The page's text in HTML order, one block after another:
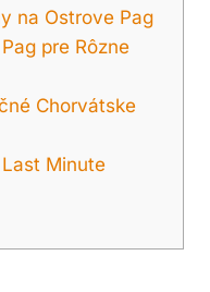
na Ostrove Pag
pre Rôzne
Chorvátske
Minute